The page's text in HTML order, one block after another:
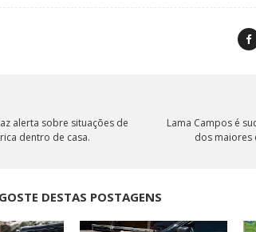
Lama Campos é
dos maiores
alerta sobre situações de
dentro de casa.
DESTAS POSTAGENS